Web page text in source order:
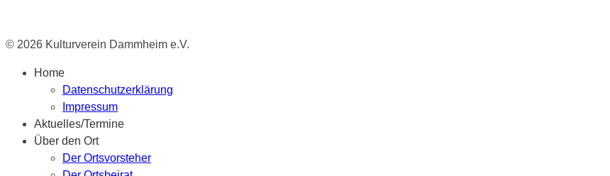
© 2026 Kulturverein Dammheim e.V.
Home
Datenschutzerklärung
Impressum
Aktuelles/Termine
Über den Ort
Der Ortsvorsteher